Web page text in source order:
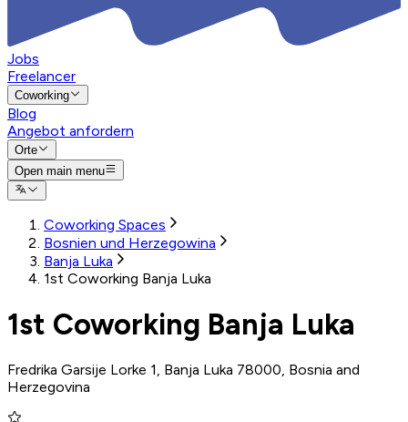
Jobs
Freelancer
Coworking
Blog
Angebot anfordern
Orte
Open main menu
Coworking Spaces
Bosnien und Herzegowina
Banja Luka
1st Coworking Banja Luka
1st Coworking Banja Luka
Fredrika Garsije Lorke 1, Banja Luka 78000, Bosnia and
Herzegovina